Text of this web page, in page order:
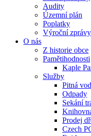
Audity
Územní plán
Poplatky
Výroční zprávy
O nás
Z historie obce
Pamětihodnosti
Kaple
Služby
Pitná
Odpady
Se­ká­ní
Prodej
Czech